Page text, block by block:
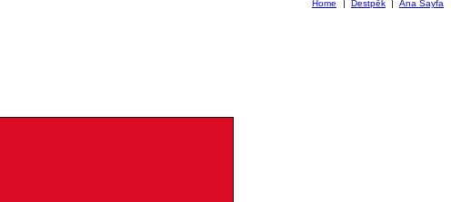
Home | Destpêk | Ana Sayfa